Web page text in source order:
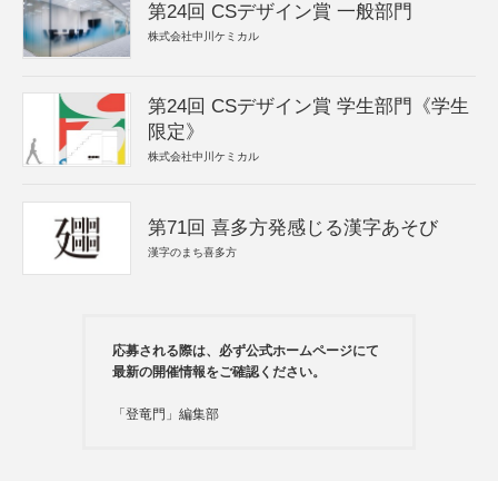
第24回 CSデザイン賞 一般部門
株式会社中川ケミカル
第24回 CSデザイン賞 学生部門《学生
限定》
株式会社中川ケミカル
第71回 喜多方発感じる漢字あそび
漢字のまち喜多方
応募される際は、必ず公式ホームページにて
最新の開催情報をご確認ください。
「登竜門」編集部